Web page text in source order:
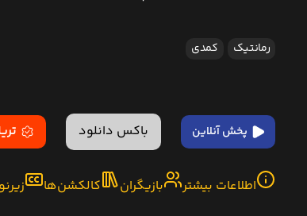
رمانتیک کمدی
پخش آنلاین باکس دانلود
اطلاعات بیشتر بازیگران کالکشن‌ها